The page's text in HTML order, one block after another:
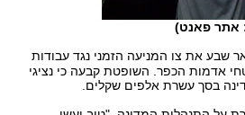
שבע את צו המניעה הזמני נגד עבודות
אדמות הכפר. השופטת קבעה כי נציגי
בסך עשרת אלפים שקלים.